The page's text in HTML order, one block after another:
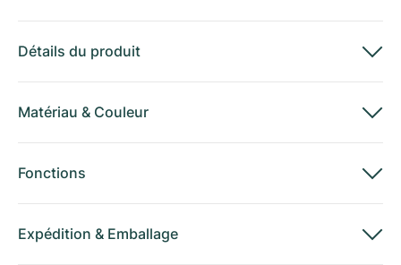
Détails du produit
Matériau & Couleur
Fonctions
Expédition & Emballage